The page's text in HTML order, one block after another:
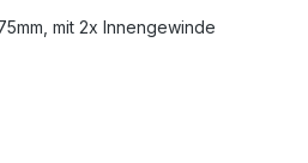
mit 2x Innengewinde